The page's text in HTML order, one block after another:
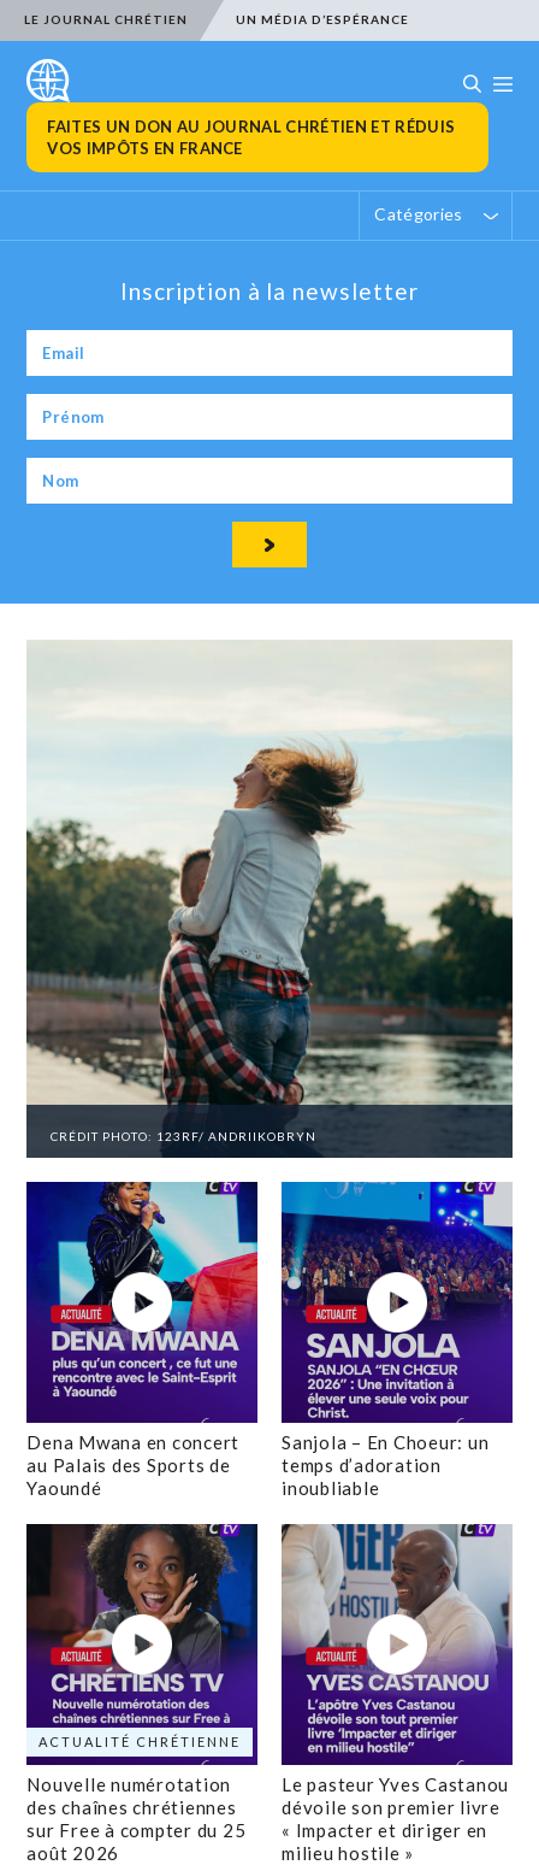
LE JOURNAL CHRÉTIEN UN MÉDIA D’ESPÉRANCE
FAITES UN DON AU JOURNAL CHRÉTIEN ET RÉDUIS
VOS IMPÔTS EN FRANCE
Catégories
Inscription à la newsletter
CRÉDIT PHOTO: 123RF/ ANDRIIKOBRYN
Dena Mwana en concert
au Palais des Sports de
Yaoundé
Sanjola – En Choeur: un
temps d’adoration
inoubliable
ACTUALITÉ CHRÉTIENNE
Nouvelle numérotation
des chaînes chrétiennes
sur Free à compter du 25
août 2026
Le pasteur Yves Castanou
dévoile son premier livre
« Impacter et diriger en
milieu hostile »